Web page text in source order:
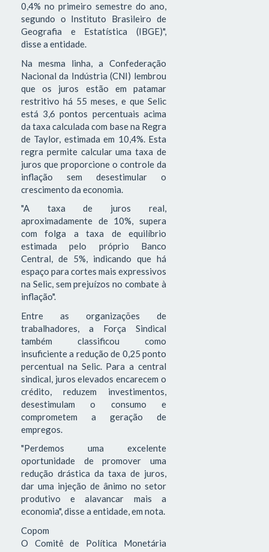
0,4% no primeiro semestre do ano,
segundo o Instituto Brasileiro de
Geografia e Estatística (IBGE)",
disse a entidade.
Na mesma linha, a Confederação
Nacional da Indústria (CNI) lembrou
que os juros estão em patamar
restritivo há 55 meses, e que Selic
está 3,6 pontos percentuais acima
da taxa calculada com base na Regra
de Taylor, estimada em 10,4%. Esta
regra permite calcular uma taxa de
juros que proporcione o controle da
inflação sem desestimular o
crescimento da economia.
"A taxa de juros real,
aproximadamente de 10%, supera
com folga a taxa de equilíbrio
estimada pelo próprio Banco
Central, de 5%, indicando que há
espaço para cortes mais expressivos
na Selic, sem prejuízos no combate à
inflação".
Entre as organizações de
trabalhadores, a Força Sindical
também classificou como
insuficiente a redução de 0,25 ponto
percentual na Selic. Para a central
sindical, juros elevados encarecem o
crédito, reduzem investimentos,
desestimulam o consumo e
comprometem a geração de
empregos.
"Perdemos uma excelente
oportunidade de promover uma
redução drástica da taxa de juros,
dar uma injeção de ânimo no setor
produtivo e alavancar mais a
economia", disse a entidade, em nota.
Copom
O Comitê de Política Monetária